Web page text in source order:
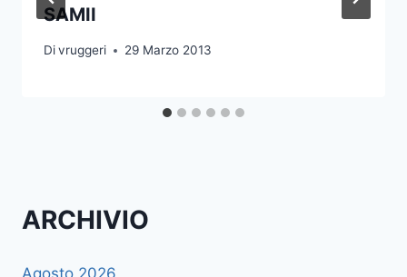
SAMII
Divruggeri 29 Marzo 2013
ARCHIVIO